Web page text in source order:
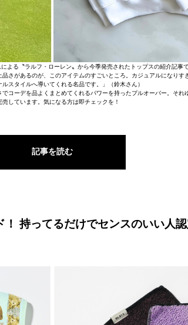
による〝ラルフ・ローレン〟から今季発売されたトップスの紹介記事で
さがあるのが、このアイテムのすごいところ。カジュアルになりす
ルスタイルへ導いてくれる名品です。」（鈴木さん）
コーデを品よくまとめてくれるパワーを持ったプルオーバー。それ
売しています。気になる方は即チェックを！
記事を読む
持ってるだけでセンスのいい人